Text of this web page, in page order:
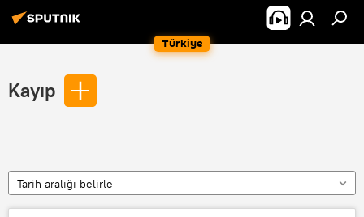
Türkiye
Kayıp
Tarih aralığı belirle